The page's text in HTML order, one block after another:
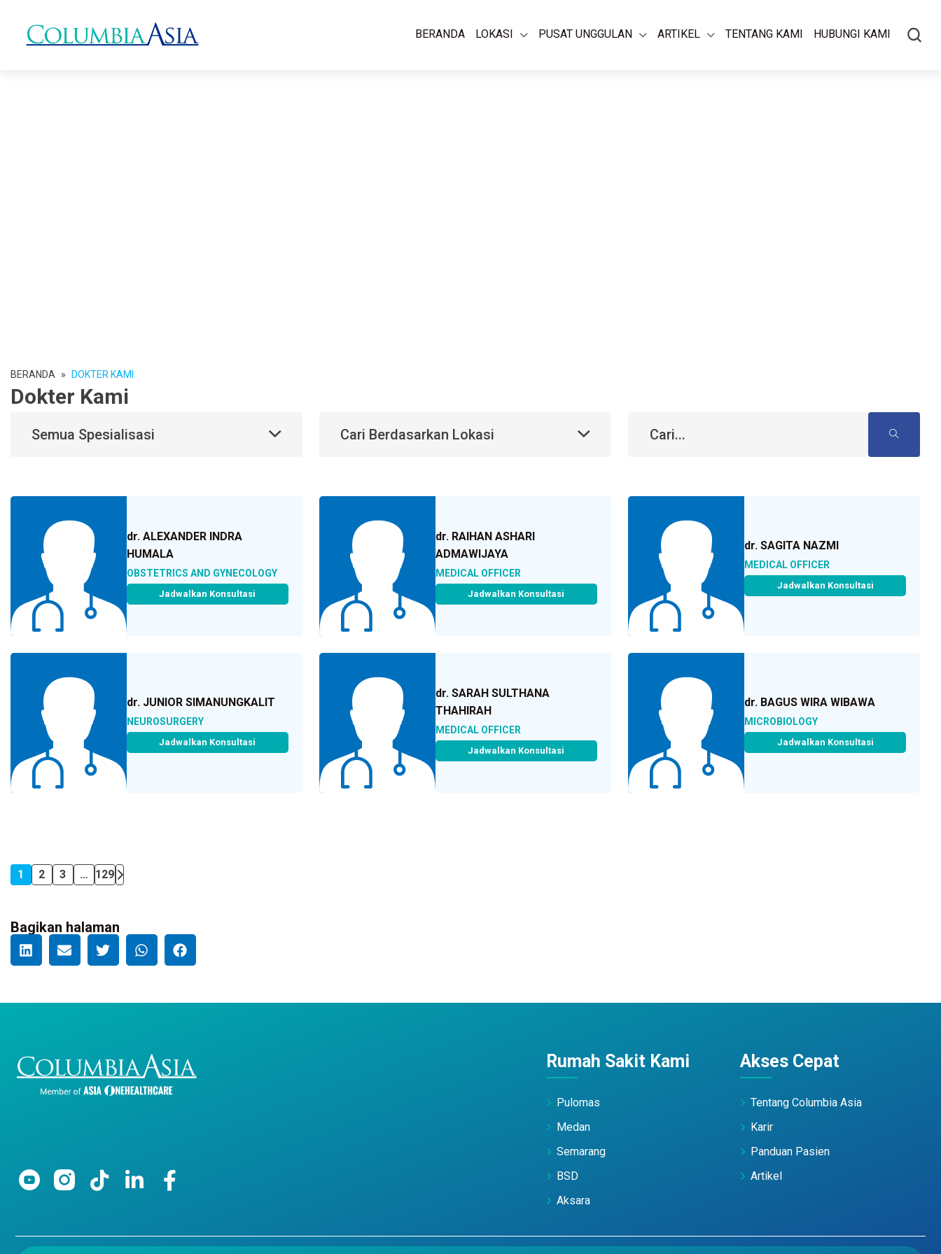
BERANDA LOKASI PUSAT UNGGULAN ARTIKEL TENTANG KAMI HUBUNGI KAMI
BERANDA » DOKTER KAMI
Dokter Kami
Semua Spesialisasi Cari Berdasarkan Lokasi
dr. ALEXANDER INDRA
HUMALA
OBSTETRICS AND GYNECOLOGY
Jadwalkan Konsultasi
dr. RAIHAN ASHARI
ADMAWIJAYA
MEDICAL OFFICER
Jadwalkan Konsultasi
dr. SAGITA NAZMI
MEDICAL OFFICER
Jadwalkan Konsultasi
dr. JUNIOR SIMANUNGKALIT
NEUROSURGERY
Jadwalkan Konsultasi
dr. SARAH SULTHANA
THAHIRAH
MEDICAL OFFICER
Jadwalkan Konsultasi
dr. BAGUS WIRA WIBAWA
MICROBIOLOGY
Jadwalkan Konsultasi
1 2 3 … 129
Bagikan halaman
Rumah Sakit Kami
Pulomas
Medan
Semarang
BSD
Aksara
Akses Cepat
Tentang Columbia Asia
Karir
Panduan Pasien
Artikel